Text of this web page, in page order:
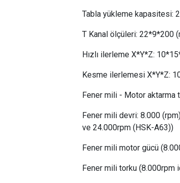
Tabla yükleme kapasitesi:
T Kanal ölçüleri: 22*9*200
Hızlı ilerleme X*Y*Z: 10
Kesme ilerlemesi X*Y*Z:
Fener mili - Motor aktarma
Fener mili devri: 8.000
ve 24.000rpm (HSK-A63))
Fener mili motor gücü
Fener mili torku (8.000rpm